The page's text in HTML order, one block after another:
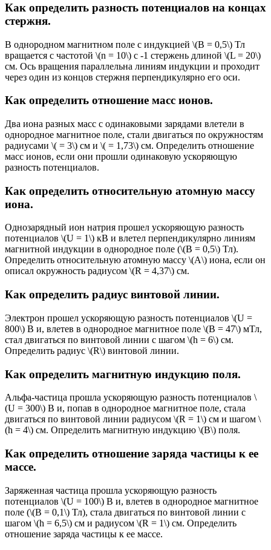
Как определить разность потенциалов на концах
стержня.
В однородном магнитном поле с индукцией \(B = 0,5\) Тл
вращается с частотой \(n = 10\) с -1 стержень длиной \(L = 20\)
см. Ось вращения параллельна линиям индук­ции и проходит
через один из концов стержня перпендикулярно его оси.
Как определить отношение масс ионов.
Два иона разных масс с одинаковыми зарядами влетели в
однородное магнитное поле, стали двигаться по окружностям
радиусами \( = 3\) см и \( = 1,73\) см. Определить отношение
масс ионов, если они прошли одинаковую ускоряющую
разность потенциалов.
Как определить относительную атомную массу
иона.
Однозарядный ион натрия прошел ускоряющую разность
потенциалов \(U = 1\) кВ и влетел перпендикулярно линиям
магнитной индукции в однородное поле (\(B = 0,5\) Тл).
Определить относительную атомную массу \(A\) иона, если он
описал окружность радиусом \(R = 4,37\) см.
Как определить радиус винтовой линии.
Электрон прошел ускоряющую разность потенциалов \(U =
800\) В и, влетев в однородное магнитное поле \(B = 47\) мТл,
стал двигаться по винтовой линии с шагом \(h = 6\) см.
Определить радиус \(R\) винтовой линии.
Как определить магнитную индукцию поля.
Альфа-частица прошла ускоряющую разность потенциалов \
(U = 300\) В и, попав в однородное магнитное поле, стала
двигаться по винтовой линии радиусом \(R = 1\) см и шагом \
(h = 4\) см. Определить магнитную индукцию \(B\) поля.
Как определить отношение заряда частицы к ее
массе.
Заряженная частица прошла ускоряющую разность
потенциалов \(U = 100\) В и, влетев в однородное магнитное
поле (\(B = 0,1\) Тл), стала двигаться по винтовой линии с
шагом \(h = 6,5\) см и радиусом \(R = 1\) см. Определить
отношение заряда частицы к ее массе.